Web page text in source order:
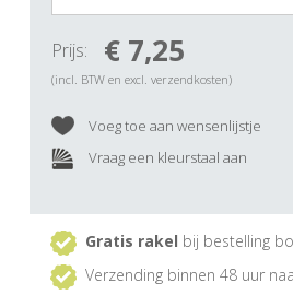
Prijs: € 7,25
(incl. BTW en excl. verzendkosten)
Voeg toe aan wensenlijstje
Vraag een kleurstaal aan
Gratis rakel bij bestelling
Verzending binnen 48 uur